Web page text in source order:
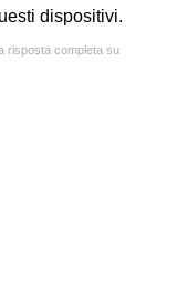
dispositivi.
risposta completa su